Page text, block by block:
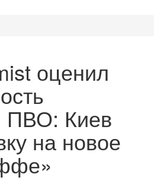
оценил
ПВО: Киев
на новое